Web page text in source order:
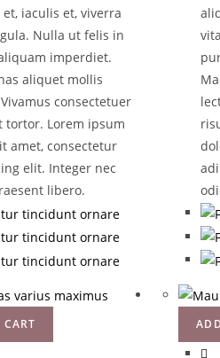
iaculis et, viverra
Nulla ut felis in
imperdiet.
aliquet mollis
consectetuer
tortor. Lorem ipsum
amet, consectetur
elit. Integer nec
libero.